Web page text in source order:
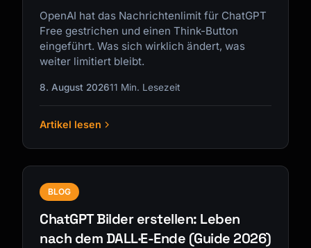
OpenAI hat das Nachrichtenlimit für ChatGPT
Free gestrichen und einen Think-Button
eingeführt. Was sich wirklich ändert, was
weiter limitiert bleibt.
8. August 202611 Min. Lesezeit
Artikel lesen
BLOG
ChatGPT Bilder erstellen: Leben
nach dem DALL·E-Ende (Guide 2026)